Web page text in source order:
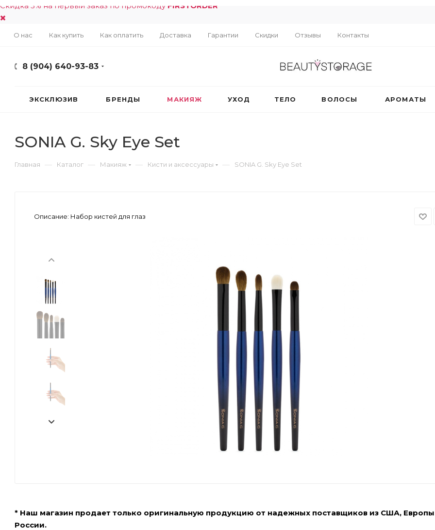
Скидка 5% на первый заказ по промокоду FIRSTORDER
О нас Как купить Как оплатить Доставка Гарантии Скидки Отзывы Контакты
8 (904) 640-93-83
ЭКСКЛЮЗИВ БРЕНДЫ МАКИЯЖ УХОД ТЕЛО ВОЛОСЫ АРОМАТЫ
SONIA G. Sky Eye Set
Главная — Каталог — Макияж — Кисти и аксессуары — SONIA G. Sky Eye Set
Описание: Набор кистей для глаз
* Наш магазин продает только оригинальную продукцию от надежных поставщиков из США,
России.